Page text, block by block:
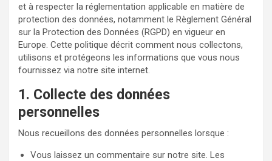
et à respecter la réglementation applicable en matière de
protection des données, notamment le Règlement Général
sur la Protection des Données (RGPD) en vigueur en
Europe. Cette politique décrit comment nous collectons,
utilisons et protégeons les informations que vous nous
fournissez via notre site internet.
1. Collecte des données
personnelles
Nous recueillons des données personnelles lorsque :
Vous laissez un commentaire sur notre site. Les